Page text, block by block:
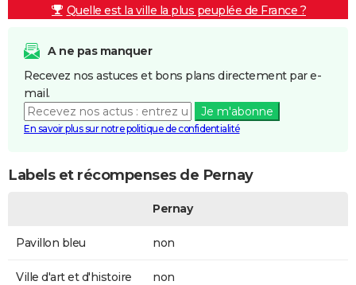
Quelle est la ville la plus peuplée de France ?
A ne pas manquer
Recevez nos astuces et bons plans directement par e-
mail.
Je m'abonne
En savoir plus sur notre politique de confidentialité
Labels et récompenses de Pernay
Pernay
Pavillon bleu non
Ville d'art et d'histoire non